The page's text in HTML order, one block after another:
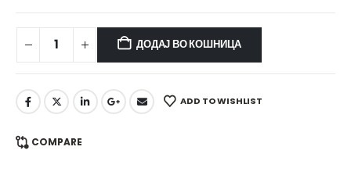
ДОДАЈ ВО КОШНИЦА
ADD TO WISHLIST
COMPARE